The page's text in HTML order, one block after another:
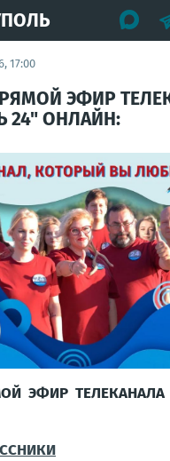
17:00
ЭФИР
24" ОНЛАЙН:
ЭФИР